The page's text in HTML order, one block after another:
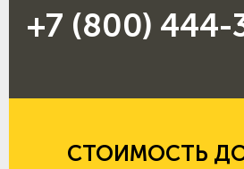
+7 (800) 444-
СТОИМОСТЬ